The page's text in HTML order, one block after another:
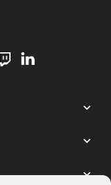


